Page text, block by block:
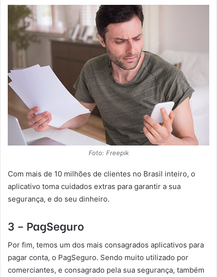
Foto: Freepik
Com mais de 10 milhões de clientes no Brasil inteiro, o
aplicativo toma cuidados extras para garantir a sua
segurança, e do seu dinheiro.
3 – PagSeguro
Por fim, temos um dos mais consagrados aplicativos para
pagar conta, o PagSeguro. Sendo muito utilizado por
comerciantes, e consagrado pela sua segurança, também